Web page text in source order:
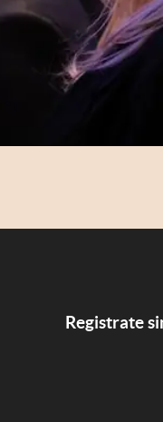
Registrate